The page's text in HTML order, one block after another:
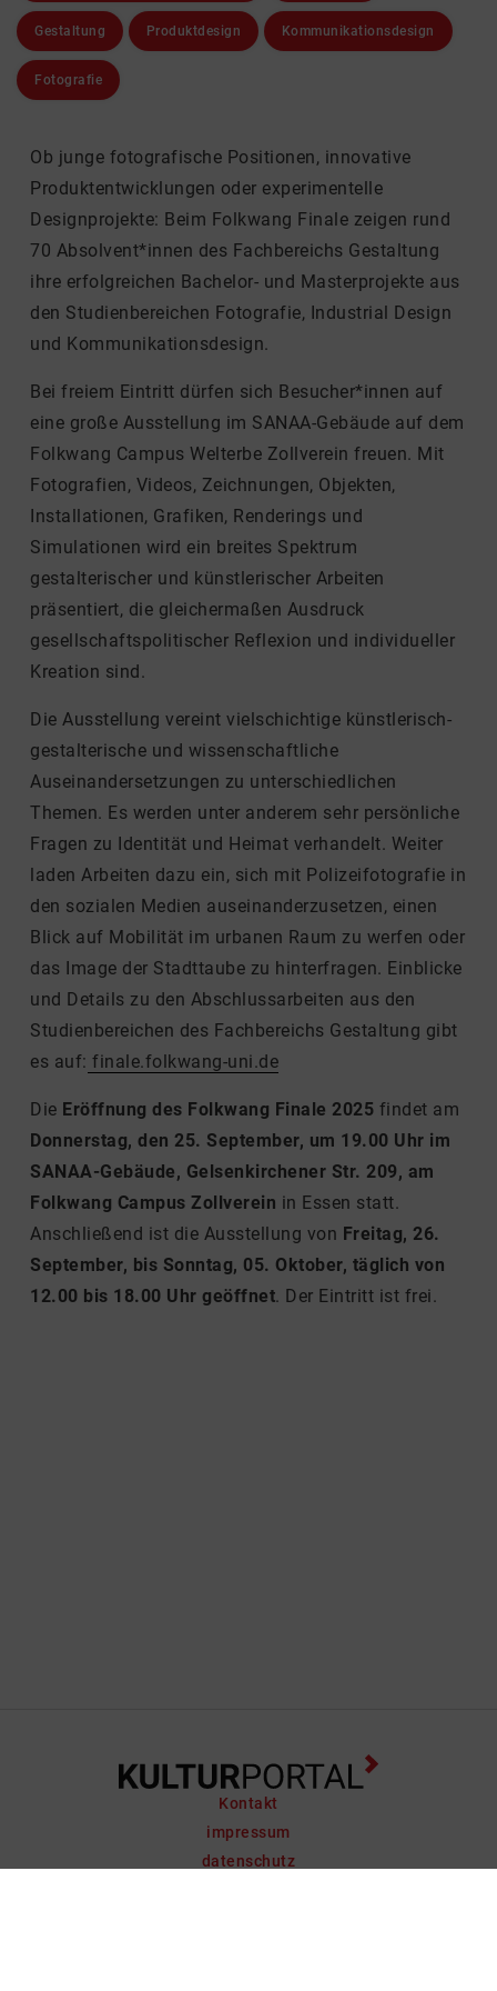
Gestaltung Produktdesign Kommunikationsdesign
Fotografie
Ob junge fotografische Positionen, innovative
Produktentwicklungen oder experimentelle
Designprojekte: Beim Folkwang Finale zeigen rund
70 Absolvent*innen des Fachbereichs Gestaltung
ihre erfolgreichen Bachelor- und Masterprojekte aus
den Studienbereichen Fotografie, Industrial Design
und Kommunikationsdesign.
Bei freiem Eintritt dürfen sich Besucher*innen auf
eine große Ausstellung im SANAA-Gebäude auf dem
Folkwang Campus Welterbe Zollverein freuen. Mit
Fotografien, Videos, Zeichnungen, Objekten,
Installationen, Grafiken, Renderings und
Simulationen wird ein breites Spektrum
gestalterischer und künstlerischer Arbeiten
präsentiert, die gleichermaßen Ausdruck
gesellschaftspolitischer Reflexion und individueller
Kreation sind.
Die Ausstellung vereint vielschichtige künstlerisch-
gestalterische und wissenschaftliche
Auseinandersetzungen zu unterschiedlichen
Themen. Es werden unter anderem sehr persönliche
Fragen zu Identität und Heimat verhandelt. Weiter
laden Arbeiten dazu ein, sich mit Polizeifotografie in
den sozialen Medien auseinanderzusetzen, einen
Blick auf Mobilität im urbanen Raum zu werfen oder
das Image der Stadttaube zu hinterfragen. Einblicke
und Details zu den Abschlussarbeiten aus den
Studienbereichen des Fachbereichs Gestaltung gibt
es auf: finale.folkwang-uni.de
Die Eröffnung des Folkwang Finale 2025 findet am
Donnerstag, den 25. September, um 19.00 Uhr im
SANAA-Gebäude, Gelsenkirchener Str. 209, am
Folkwang Campus Zollverein in Essen statt.
Anschließend ist die Ausstellung von Freitag, 26.
September, bis Sonntag, 05. Oktober, täglich von
12.00 bis 18.00 Uhr geöffnet. Der Eintritt ist frei.
Kontakt
impressum
datenschutz